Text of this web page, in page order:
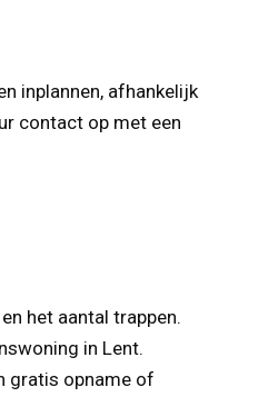
inplannen, afhankelijk
contact op met een
het aantal trappen.
in Lent.
gratis opname of